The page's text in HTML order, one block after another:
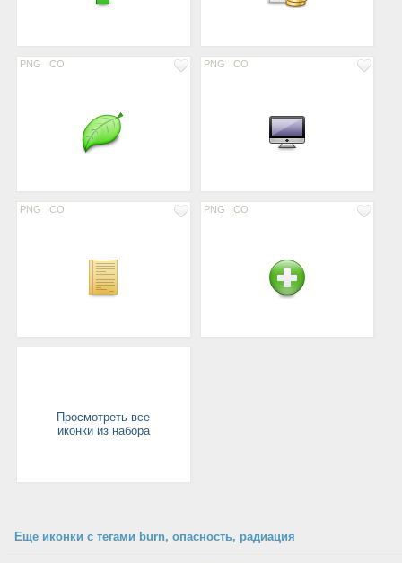
PNG ICO PNG ICO
PNG ICO PNG ICO
Просмотреть все
иконки из набора
Еще иконки с тегами burn, опасность, радиация